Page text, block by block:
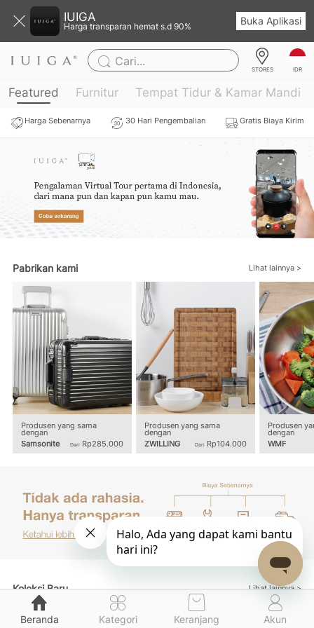
IUIGA
Harga transparan hemat s.d 90% Buka Aplikasi
Cari...
STORES IDR
Featured Furnitur Tempat Tidur & Kamar Mandi
Harga Sebenarnya 30 Hari Pengembalian Gratis Biaya Kirim
Pabrikan kami Lihat lainnya >
Produsen yang sama
dengan
Samsonite
Dari Rp285.000
Produsen yang sama
dengan
ZWILLING
Dari Rp104.000
Produsen
dengan
WMF
Koleksi Baru Lihat lainnya >
Beranda Kategori Keranjang Akun